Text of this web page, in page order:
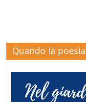
Quando la